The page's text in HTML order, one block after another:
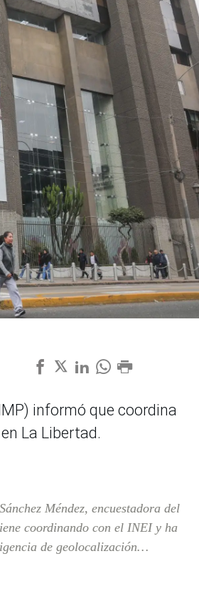
informó que coordina
La Libertad.
Méndez, encuestadora del
coordinando con el INEI y ha
de geolocalización…